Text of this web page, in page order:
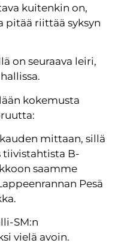
kuitenkin on,
pitää riittää syksyn
on seuraava leiri,
kokemusta
mittaan, sillä
B-
saamme
Pesä
SM:n
vielä avoin.